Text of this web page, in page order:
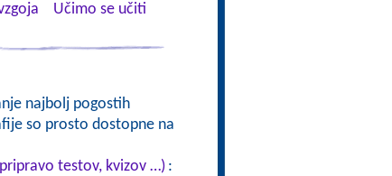
Učimo se učiti
najbolj pogostih
so prosto dostopne na
testov, kvizov …) :